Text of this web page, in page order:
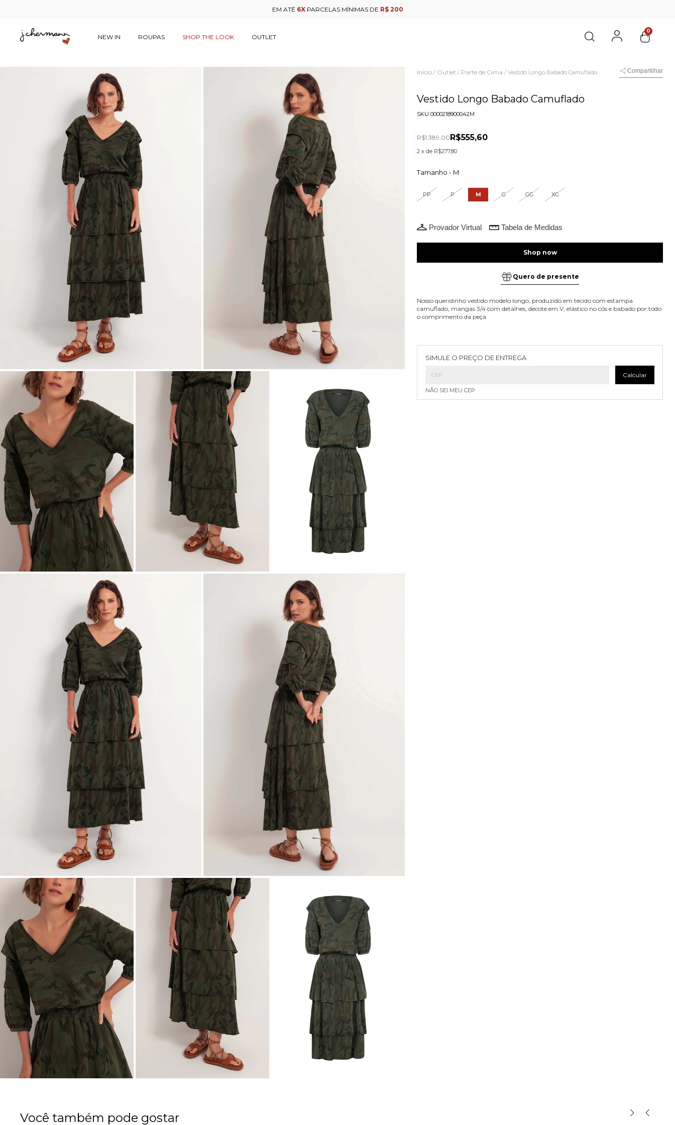
EM ATÉ 6XPARCELAS MÍNIMAS DE R$ 200
NEW IN ROUPAS SHOP THE LOOK OUTLET
0
Início / Outlet / Parte de Cima/ Vestido Longo Babado Camuflado Compartilhar
Vestido Longo Babado Camuflado
SKU0000218900042M
R$1.389,00R$555,60
2 x de R$277,80
Tamanho - M
PP P M G GG XG
Provador Virtual Tabela de Medidas
Quero de presente
Nosso queridinho vestido modelo longo, produzido em tecido com estampa
camuflado, mangas 3/4 com detalhes, decote em V, elástico no cós e babado por todo
o comprimento da peça.
SIMULE O PREÇO DE ENTREGA
Calcular
NÃO SEI MEU CEP
Você também pode gostar